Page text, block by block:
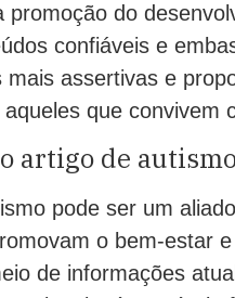
promoção do
confiáveis e
mais assertivas e
que convivem
artigo de
pode ser um
o bem-estar
de informações